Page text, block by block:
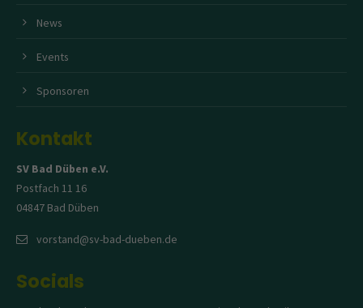
News
Events
Sponsoren
Kontakt
SV Bad Düben e.V.
Postfach 11 16
04847 Bad Düben
vorstand@sv-bad-dueben.de
Socials